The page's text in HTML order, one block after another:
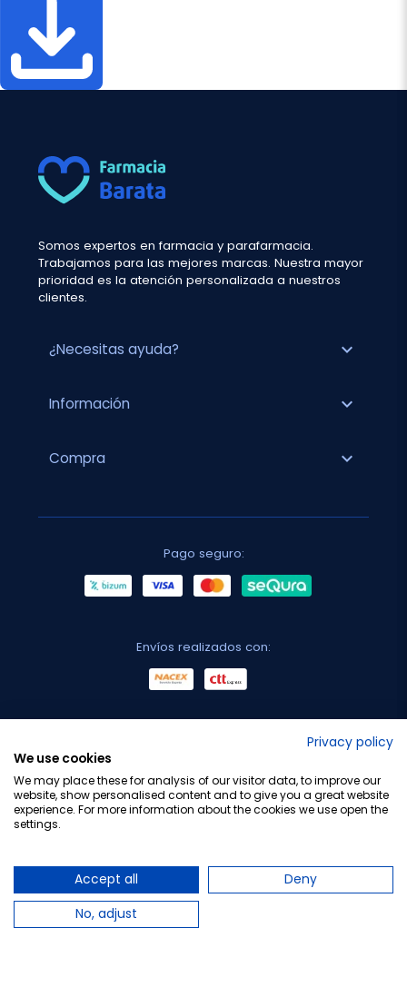
Somos expertos en farmacia y parafarmacia.
Trabajamos para las mejores marcas. Nuestra mayor
prioridad es la atención personalizada a nuestros
clientes.
¿Necesitas ayuda? expand_more
Información expand_more
Compra expand_more
Pago seguro:
Envíos realizados con:
Privacy policy
We use cookies
We may place these for analysis of our visitor data, to improve our
website, show personalised content and to give you a great website
experience. For more information about the cookies we use open the
settings.
Accept all
Deny
No, adjust